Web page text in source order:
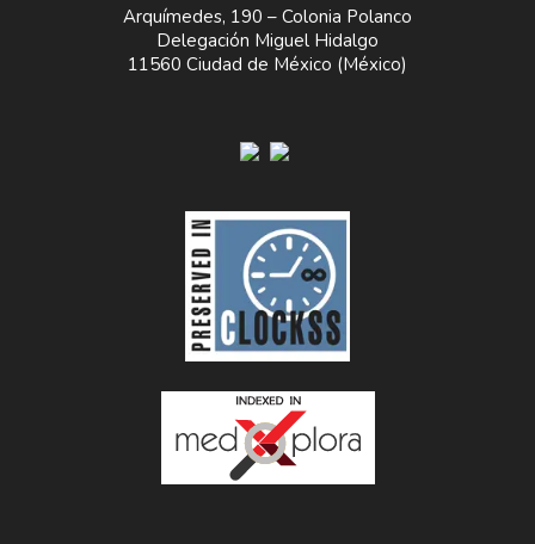
Arquímedes, 190 – Colonia Polanco
Delegación Miguel Hidalgo
11560 Ciudad de México (México)